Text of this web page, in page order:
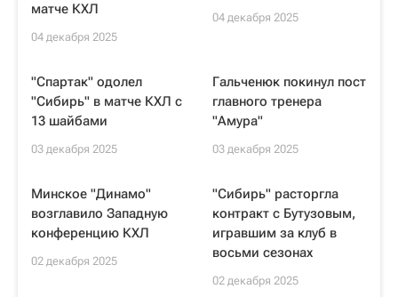
матче КХЛ
04 декабря 2025
04 декабря 2025
"Спартак" одолел
"Сибирь" в матче КХЛ с
13 шайбами
03 декабря 2025
Гальченюк покинул пост
главного тренера
"Амура"
03 декабря 2025
Минское "Динамо"
возглавило Западную
конференцию КХЛ
02 декабря 2025
"Сибирь" расторгла
контракт с Бутузовым,
игравшим за клуб в
восьми сезонах
02 декабря 2025